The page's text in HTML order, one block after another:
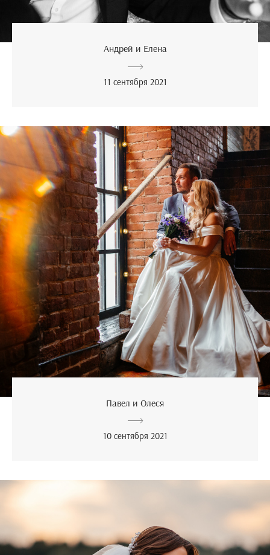
Андрей и Елена
11 сентября 2021
Павел и Олеся
10 сентября 2021